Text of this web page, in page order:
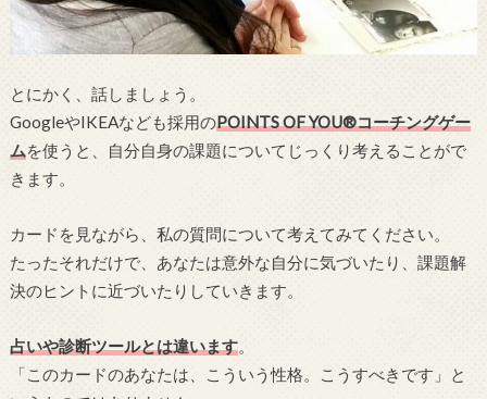
とにかく、話しましょう。
GoogleやIKEAなども採用のPOINTS OF YOU®コーチングゲー
ムを使うと、自分自身の課題についてじっくり考えることがで
きます。
カードを見ながら、私の質問について考えてみてください。
たったそれだけで、あなたは意外な自分に気づいたり、課題解
決のヒントに近づいたりしていきます。
占いや診断ツールとは違います。
「このカードのあなたは、こういう性格。こうすべきです」と